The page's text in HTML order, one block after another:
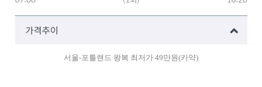
서울-포틀랜드 왕복 최저가 49만원(카약)